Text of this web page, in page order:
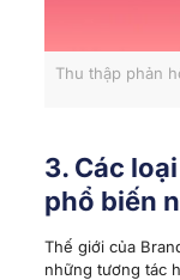
Thu thập phản
3. Các
phổ biến
Thế giới của
những tương tác